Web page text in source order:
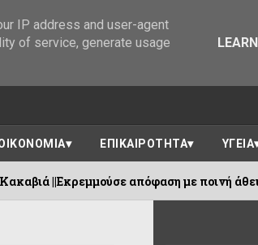
ΕΠΙΚΑΙΡΟΤΗΤΑ ΥΓΕΙΑ
απόφαση με ποινή άθειρξης -9- ετών
IP address and user-agent
of service, generate usage